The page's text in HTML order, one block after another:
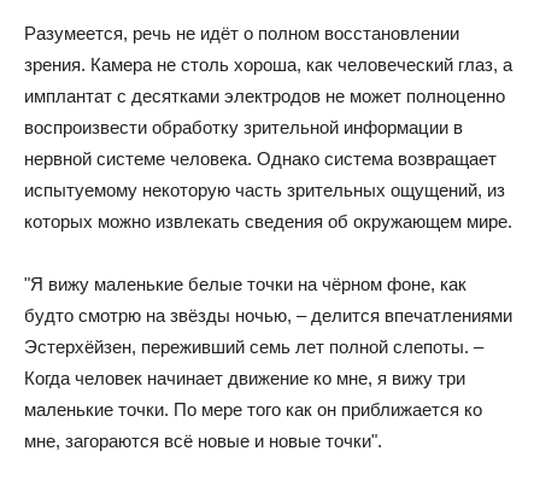
Разумеется, речь не идёт о полном восстановлении
зрения. Камера не столь хороша, как человеческий глаз, а
имплантат с десятками электродов не может полноценно
воспроизвести обработку зрительной информации в
нервной системе человека. Однако система возвращает
испытуемому некоторую часть зрительных ощущений, из
которых можно извлекать сведения об окружающем мире.
"Я вижу маленькие белые точки на чёрном фоне, как
будто смотрю на звёзды ночью, – делится впечатлениями
Эстерхёйзен, переживший семь лет полной слепоты. –
Когда человек начинает движение ко мне, я вижу три
маленькие точки. По мере того как он приближается ко
мне, загораются всё новые и новые точки".